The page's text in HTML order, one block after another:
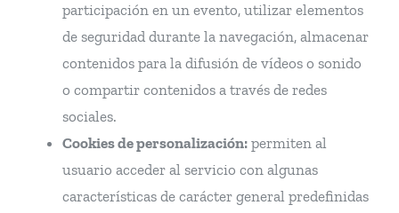
participación en un evento, utilizar elementos
de seguridad durante la navegación, almacenar
contenidos para la difusión de vídeos o sonido
o compartir contenidos a través de redes
sociales.
Cookies de personalización: permiten al
usuario acceder al servicio con algunas
características de carácter general predefinidas